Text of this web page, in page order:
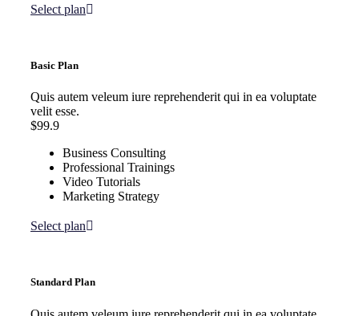
Select plan
Basic Plan
Quis autem veleum iure reprehenderit qui in ea voluptate
velit esse.
$99.9
Business Consulting
Professional Trainings
Video Tutorials
Marketing Strategy
Select plan
Standard Plan